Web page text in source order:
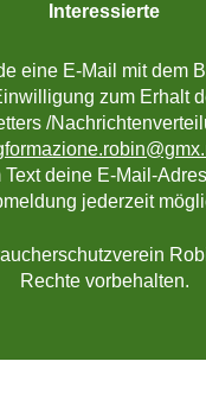
Interessierte
eine E-Mail mit dem
zum Erhalt
/
Text deine E-Mail-
jederzeit
Rechte vorbehalten.